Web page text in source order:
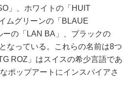
」、ホワイトの「HUIT
ムグリーンの「BLAUE
の「LAN BA」、ブラックの
なっている。これらの名前は8つ
ROZ」はスイスの希少言語であ
ポップアートにインスパイアさ